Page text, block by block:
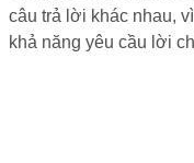
câu trả lời khác nhau,
khả năng yêu cầu lời